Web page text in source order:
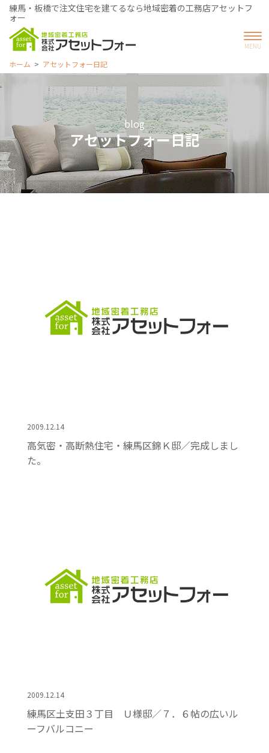
練馬・板橋で注文住宅を建てるなら地域密着の工務店アセットフ
ォー
ホーム アセットフォー日記
blog
アセットフォー日記
2009.12.14
高気密・高断熱住宅・練馬区錦Ｋ邸／完成しまし
た。
2009.12.14
練馬区土支田３丁目 Ｕ様邸／７．６帖の広いル
ーフバルコニー